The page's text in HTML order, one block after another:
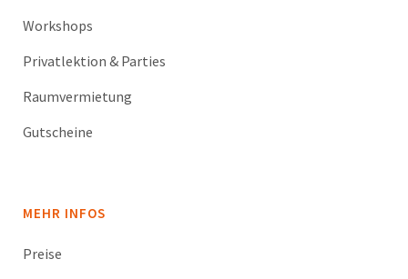
Workshops
Privatlektion & Parties
Raumvermietung
Gutscheine
MEHR INFOS
Preise